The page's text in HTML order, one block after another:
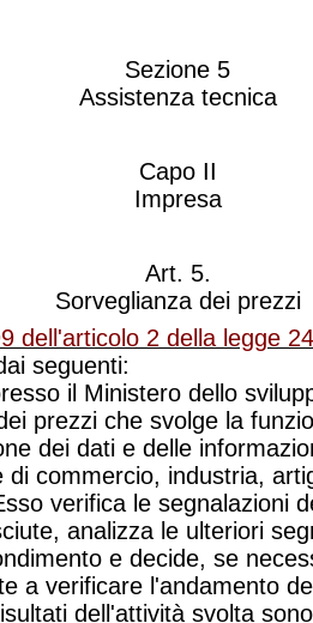
Sezione 5
Assistenza tecnica
Capo II
Impresa
Art. 5.
Sorveglianza dei prezzi
dell'articolo 2 della legge
seguenti:
il Ministero dello
prezzi che svolge la
dei dati e delle
di commercio, industria,
verifica le segnalazioni
analizza le ulteriori
e decide, se
a verificare l'andamento
dell'attività svolta